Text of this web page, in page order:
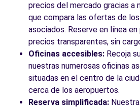
precios del mercado gracias a
que compara las ofertas de
asociados. Reserve en línea
precios transparentes, sin
Oficinas accesibles: Recoja
nuestras numerosas oficinas
situadas en el centro de la
cerca de los aeropuertos.
Reserva simplificada: